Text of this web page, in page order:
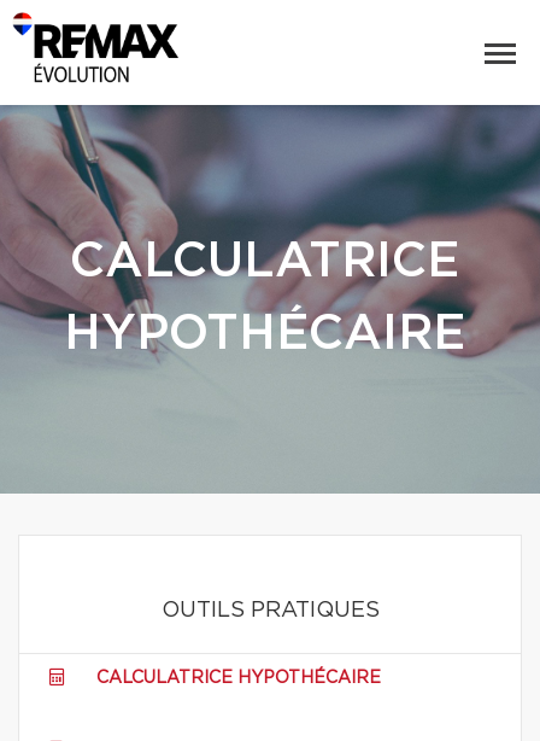
CALCULATRICE
HYPOTHÉCAIRE
OUTILS PRATIQUES
CALCULATRICE HYPOTHÉCAIRE